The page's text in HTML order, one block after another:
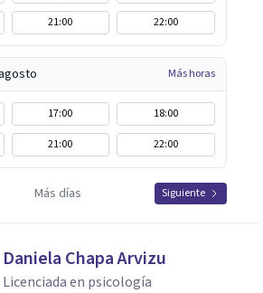
21:00 22:00
Más horas
17:00
18:00
21:00 22:00
Más días Siguiente
Daniela Chapa Arvizu
Licenciada en psicología